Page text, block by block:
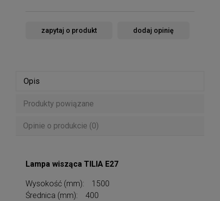
zapytaj o produkt dodaj opinię
Opis
Produkty powiązane
Opinie o produkcie (0)
Lampa wisząca TILIA E27
Wysokość (mm): 1500
Średnica (mm): 400